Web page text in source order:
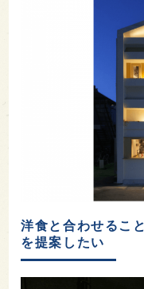
洋食と合わせるこ
を提案したい